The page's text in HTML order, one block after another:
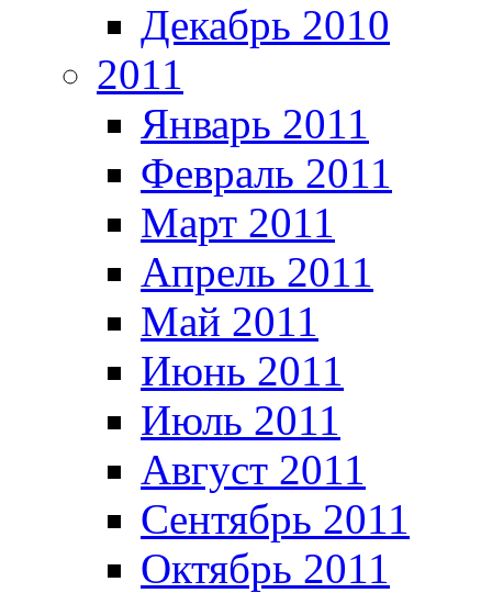
Декабрь 2010
2011
Январь 2011
Февраль 2011
Март 2011
Апрель 2011
Май 2011
Июнь 2011
Июль 2011
Август 2011
Сентябрь 2011
Октябрь 2011